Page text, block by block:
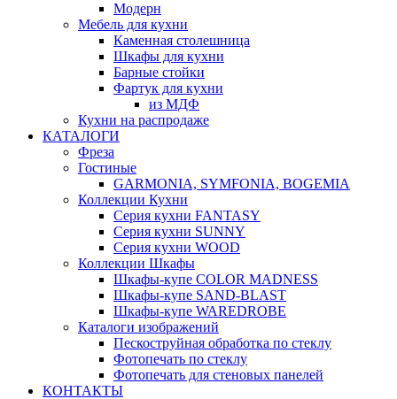
Модерн
Мебель для кухни
Каменная столешница
Шкафы для кухни
Барные стойки
Фартук для кухни
из МДФ
Кухни на распродаже
КАТАЛОГИ
Фреза
Гостиные
GARMONIA, SYMFONIA, BOGEMIA
Коллекции Кухни
Серия кухни FANTASY
Серия кухни SUNNY
Серия кухни WOOD
Коллекции Шкафы
Шкафы-купе COLOR MADNESS
Шкафы-купе SAND-BLAST
Шкафы-купе WAREDROBE
Каталоги изображений
Пескоструйная обработка по стеклу
Фотопечать по стеклу
Фотопечать для стеновых панелей
КОНТАКТЫ